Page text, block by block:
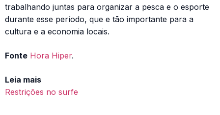
trabalhando juntas para organizar a pesca e o esporte
durante esse período, que e tão importante para a
cultura e a economia locais.
Fonte Hora Hiper.
Leia mais
Restrições no surfe